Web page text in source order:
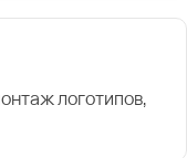
логотипов,